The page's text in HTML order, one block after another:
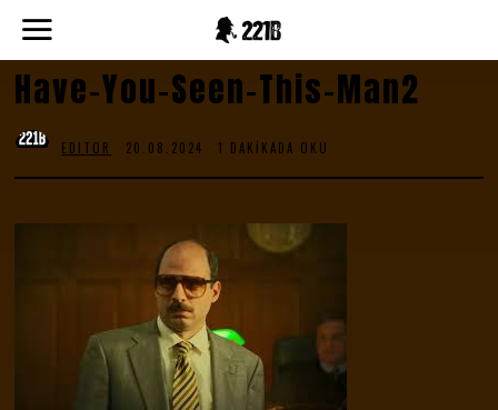
Have-You-Seen-This-Man2
EDITOR 20.08.2024 1 DAKIKADA OKU